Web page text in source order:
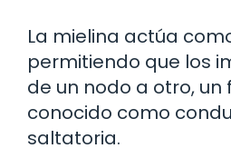
La mielina actúa
permitiendo que los
de un nodo a otro, un
conocido como
saltatoria.